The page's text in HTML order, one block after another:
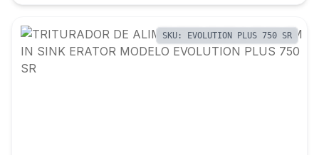
SKU: EVOLUTION PLUS 750 SR